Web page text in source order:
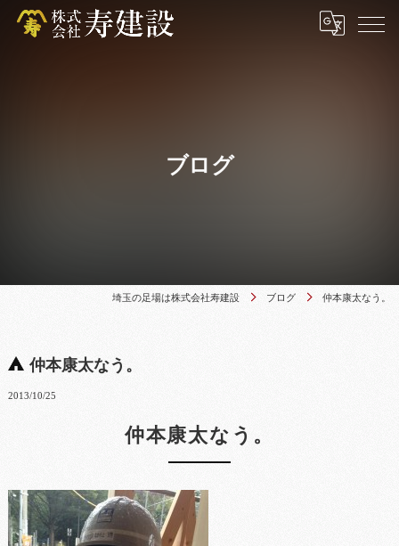
ブログ
埼玉の足場は株式会社寿建設 ブログ 仲本康太なう。
仲本康太なう。
2013/10/25
仲本康太なう。